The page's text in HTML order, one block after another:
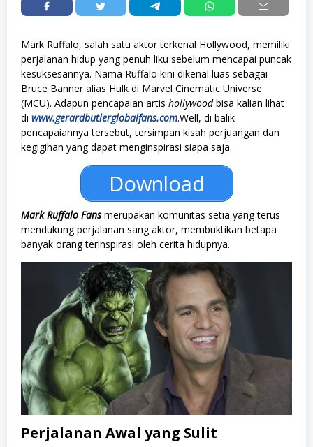
Mark Ruffalo, salah satu aktor terkenal Hollywood, memiliki
perjalanan hidup yang penuh liku sebelum mencapai puncak
kesuksesannya. Nama Ruffalo kini dikenal luas sebagai
Bruce Banner alias Hulk di Marvel Cinematic Universe
(MCU). Adapun pencapaian artis hollywoodbisa kalian lihat
di www.gerardbutlerglobalfans.com.Well, di balik
pencapaiannya tersebut, tersimpan kisah perjuangan dan
kegigihan yang dapat menginspirasi siapa saja.
Download
Mark Ruffalo Fansmerupakan komunitas setia yang terus
mendukung perjalanan sang aktor, membuktikan betapa
banyak orang terinspirasi oleh cerita hidupnya.
Perjalanan Awal yang Sulit